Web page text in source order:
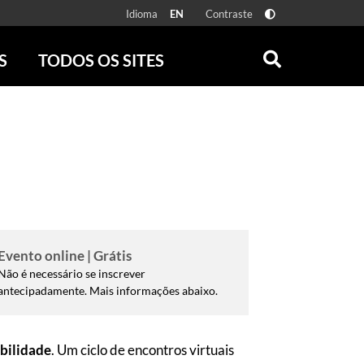
Idioma EN Contraste
TODOS OS SITES
SERROTE
VER TODOS
online | Grátis
é necessário se inscrever
Mais informações abaixo.
. Um ciclo de encontros virtuais